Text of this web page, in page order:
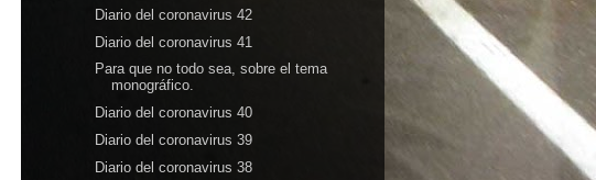
Diario del coronavirus 42
Diario del coronavirus 41
Para que no todo sea, sobre el tema
monográfico.
Diario del coronavirus 40
Diario del coronavirus 39
Diario del coronavirus 38